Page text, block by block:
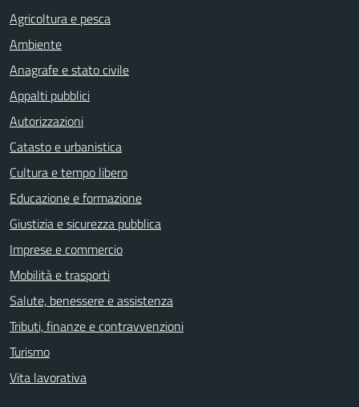
Agricoltura e pesca
Ambiente
Anagrafe e stato civile
Appalti pubblici
Autorizzazioni
Catasto e urbanistica
Cultura e tempo libero
Educazione e formazione
Giustizia e sicurezza pubblica
Imprese e commercio
Mobilità e trasporti
Salute, benessere e assistenza
Tributi, finanze e contravvenzioni
Turismo
Vita lavorativa